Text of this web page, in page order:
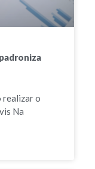
realizar o
Na